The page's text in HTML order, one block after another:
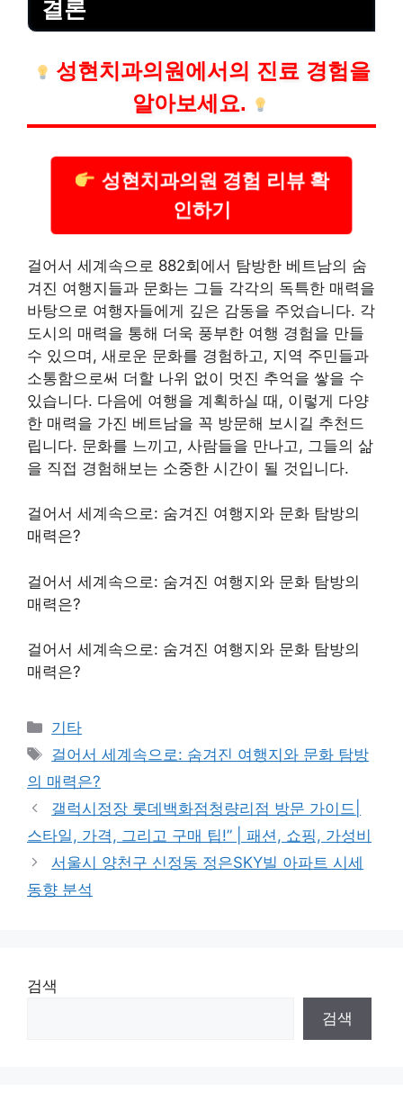
결론
성현치과의원에서의 진료 경험을
알아보세요.
성현치과의원 경험 리뷰 확
인하기
걸어서 세계속으로 882회에서 탐방한 베트남의 숨
겨진 여행지들과 문화는 그들 각각의 독특한 매력을
바탕으로 여행자들에게 깊은 감동을 주었습니다. 각
도시의 매력을 통해 더욱 풍부한 여행 경험을 만들
수 있으며, 새로운 문화를 경험하고, 지역 주민들과
소통함으로써 더할 나위 없이 멋진 추억을 쌓을 수
있습니다. 다음에 여행을 계획하실 때, 이렇게 다양
한 매력을 가진 베트남을 꼭 방문해 보시길 추천드
립니다. 문화를 느끼고, 사람들을 만나고, 그들의 삶
을 직접 경험해보는 소중한 시간이 될 것입니다.
걸어서 세계속으로: 숨겨진 여행지와 문화 탐방의
매력은?
걸어서 세계속으로: 숨겨진 여행지와 문화 탐방의
매력은?
걸어서 세계속으로: 숨겨진 여행지와 문화 탐방의
매력은?
Categories
기타
Tags
걸어서 세계속으로: 숨겨진 여행지와 문화 탐방
의 매력은?
갤럭시정장 롯데백화점청량리점 방문 가이드|
스타일, 가격, 그리고 구매 팁!” | 패션, 쇼핑, 가성비
서울시 양천구 신정동 정은SKY빌 아파트 시세
동향 분석
검색
검색